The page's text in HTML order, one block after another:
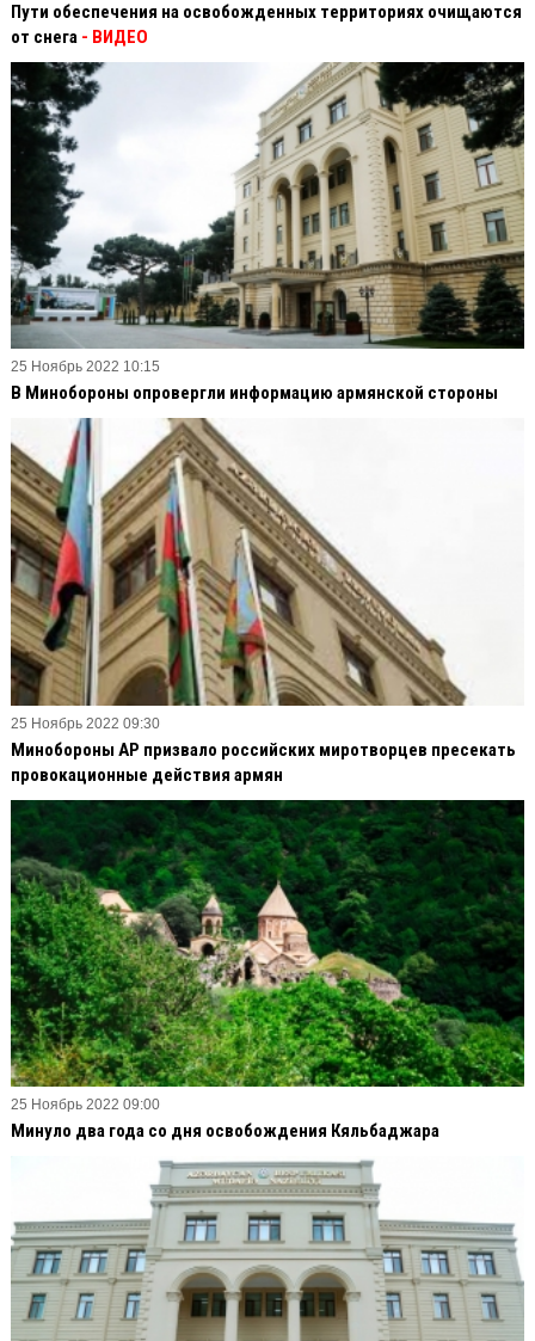
Пути обеспечения на освобожденных территориях очищаются
от снега - ВИДЕО
25 Ноябрь 2022 10:15
В Минобороны опровергли информацию армянской стороны
25 Ноябрь 2022 09:30
Минобороны АР призвало российских миротворцев пресекать
провокационные действия армян
25 Ноябрь 2022 09:00
Минуло два года со дня освобождения Кяльбаджара